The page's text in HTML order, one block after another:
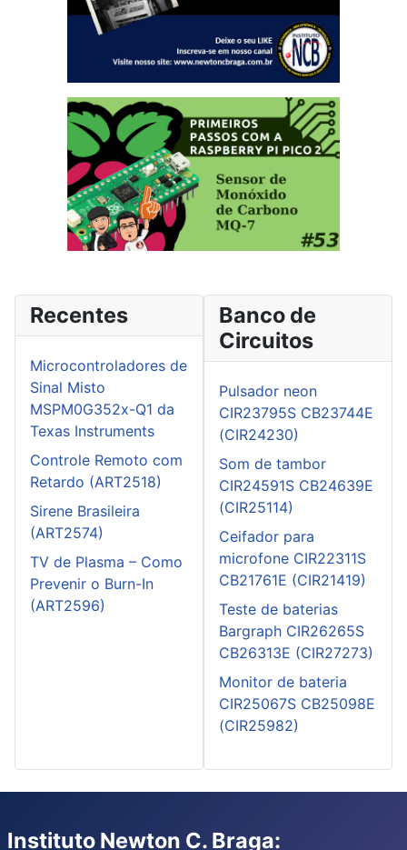
Recentes
Microcontroladores de
Sinal Misto
MSPM0G352x-Q1 da
Texas Instruments
Controle Remoto com
Retardo (ART2518)
Sirene Brasileira
(ART2574)
TV de Plasma – Como
Prevenir o Burn-In
(ART2596)
Banco de
Circuitos
Pulsador neon
CIR23795S CB23744E
(CIR24230)
Som de tambor
CIR24591S CB24639E
(CIR25114)
Ceifador para
microfone CIR22311S
CB21761E (CIR21419)
Teste de baterias
Bargraph CIR26265S
CB26313E (CIR27273)
Monitor de bateria
CIR25067S CB25098E
(CIR25982)
Instituto Newton C. Braga: